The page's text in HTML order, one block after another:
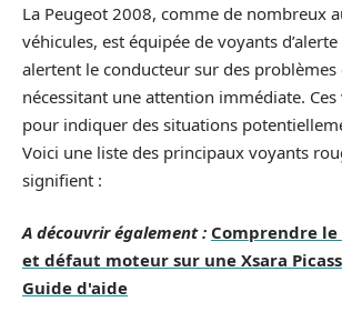
La Peugeot 2008, comme de nombreux
véhicules, est équipée de voyants
alertent le conducteur sur des problèmes
nécessitant une attention immédiate.
pour indiquer des situations
Voici une liste des principaux voyants
signifient :
A découvrir également : Comprendre
et défaut moteur sur une Xsara
Guide d'aide